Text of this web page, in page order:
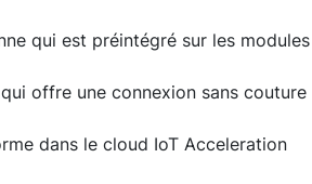
qui est préintégré sur les modules
offre une connexion sans couture
dans le cloud IoT Acceleration